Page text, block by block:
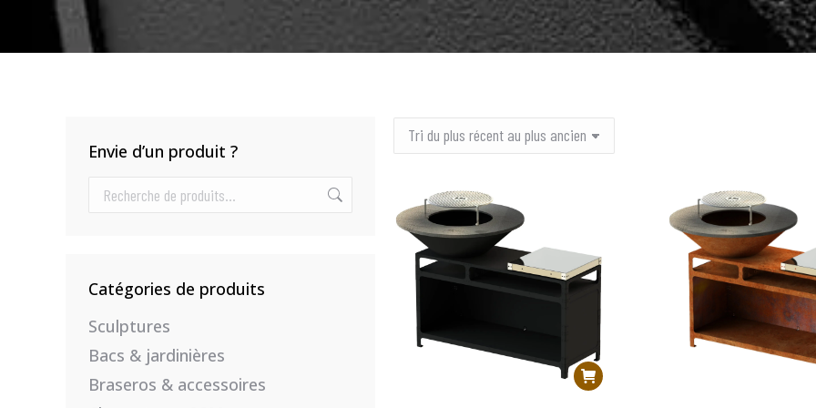
Envie d’un produit ?
Catégories de produits
Sculptures
Bacs & jardinières
Braseros & accessoires